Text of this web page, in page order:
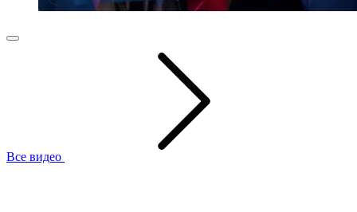
Все видео